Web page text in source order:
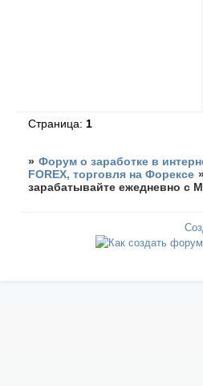
Страница: 1
» Форум о заработке в
FOREX, торговля на Форексе
зарабатывайте ежедневно с